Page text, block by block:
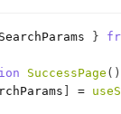
}
SuccessPage ( )
=